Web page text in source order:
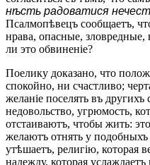
нѣсть радоватися
Псалмопѣвецъ сообщаетъ,
нрава, опасные,
ли это обвиненіе?
Поелику доказано, что
спокойно, ни счастливо;
желаніе поселять въ другихъ
недовольство, угрюмость,
отстаиваютъ, чтобы жить:
желаютъ отнять у
утѣшаетъ, религію, которая
надежду, которая